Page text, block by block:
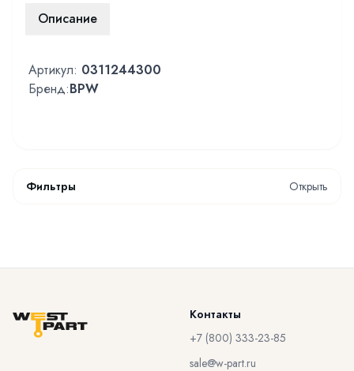
Описание
Артикул: 0311244300
Бренд:BPW
Фильтры Открыть
Контакты
+7 (800) 333-23-85
sale@w-part.ru